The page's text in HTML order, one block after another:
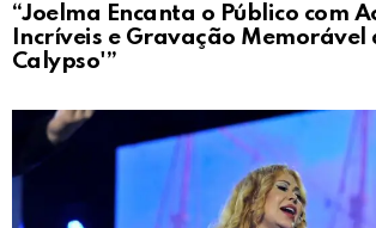
“Joelma Encanta o Público com
Incríveis e Gravação Memorável
Calypso'”